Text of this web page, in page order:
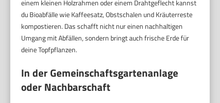
einem kleinen Holzrahmen oder einem Drahtgeflecht kannst
du Bioabfälle wie Kaffeesatz, Obstschalen und Kräuterreste
kompostieren. Das schafft nicht nur einen nachhaltigen
Umgang mit Abfällen, sondern bringt auch frische Erde für
deine Topfpflanzen.
In der Gemeinschaftsgartenanlage
oder Nachbarschaft